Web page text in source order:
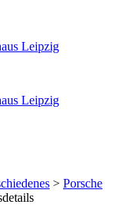
> Porsche